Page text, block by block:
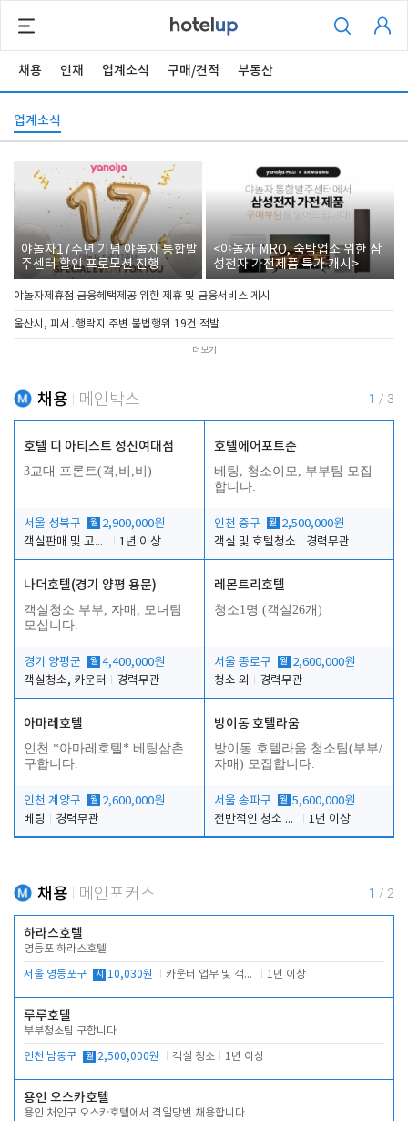
채용 인재 업계소식 구매/견적 부동산
업계소식
야놀자17주년 기념 야놀자 통합발
주센터 할인 프로모션 진행
<야놀자 MRO, 숙박업소 위한 삼
성전자 가전제품 특가 개시>
야놀자제휴점 금융혜택제공 위한 제휴 및 금융서비스 게시
울산시, 피서․행락지 주변 불법행위 19건 적발
더보기
채용 메인박스 1 / 3
호텔 디 아티스트 성신여대점
3교대 프론트(격,비,비)
서울 성북구 월 2,900,000원
객실판매 및 고객응대
1년 이상
호텔에어포트준
베팅, 청소이모, 부부팀 모집
합니다.
인천 중구 월 2,500,000원
객실 및 호텔청소
경력무관
나더호텔(경기 양평 용문)
객실청소 부부, 자매, 모녀팀
모십니다.
경기 양평군 월 4,400,000원
객실청소, 카운터
경력무관
레몬트리호텔
청소1명 (객실26개)
서울 종로구 월 2,600,000원
청소 외
경력무관
아마레호텔
인천 *아마레호텔* 베팅삼촌
구합니다.
인천 계양구 월 2,600,000원
베팅
경력무관
방이동 호텔라움
방이동 호텔라움 청소팀(부부/
자매) 모집합니다.
서울 송파구 월 5,600,000원
전반적인 청소 업무(객실청소.객실정리)
1년 이상
채용 메인포커스 1 / 2
하라스호텔
영등포 하라스호텔
서울 영등포구 시 10,030원 카운터 업무 및 객실관리(청소상태 확인, 객실판매) 1년 이상
루루호텔
부부청소팀 구합니다
인천 남동구 월 2,500,000원 객실 청소 1년 이상
용인 오스카호텔
용인 처인구 오스카호텔에서 격일당번 채용합니다